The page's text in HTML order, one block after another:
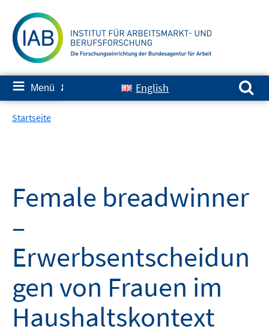
zum
Inhalt
≡ Menü ✘ English
Suchen nach:
Startseite
Female breadwinner
–
Erwerbsentscheidun
gen von Frauen im
Haushaltskontext